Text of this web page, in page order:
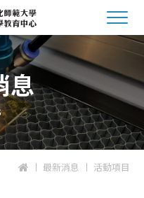
息
最新消息 活動項目